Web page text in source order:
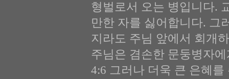
형벌로서 오는 병입니다.
만한 자를 싫어합니다. 그
지라도 주님 앞에서 회개
주님은 겸손한 문둥병자
4:6 그러나 더욱 큰 은혜